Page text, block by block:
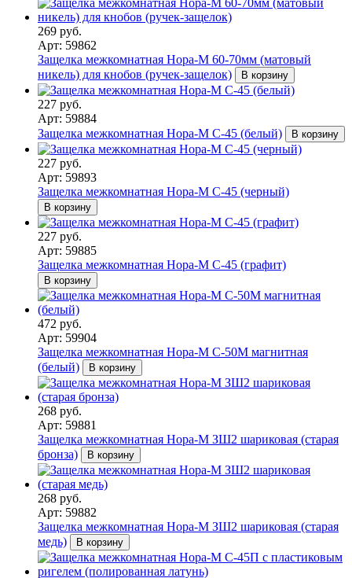
269 руб.
Арт: 59862
Защелка межкомнатная Нора-М 60-70мм (матовый
никель) для кнобов (ручек-защелок)
В корзину
227 руб.
Арт: 59884
Защелка межкомнатная Нора-М С-45 (белый)
В корзину
227 руб.
Арт: 59893
Защелка межкомнатная Нора-М С-45 (черный)
В корзину
227 руб.
Арт: 59885
Защелка межкомнатная Нора-М С-45 (графит)
В корзину
472 руб.
Арт: 59904
Защелка межкомнатная Нора-М С-50М магнитная
(белый)
В корзину
268 руб.
Арт: 59881
Защелка межкомнатная Нора-М ЗШ2 шариковая (старая
бронза)
В корзину
268 руб.
Арт: 59882
Защелка межкомнатная Нора-М ЗШ2 шариковая (старая
медь)
В корзину